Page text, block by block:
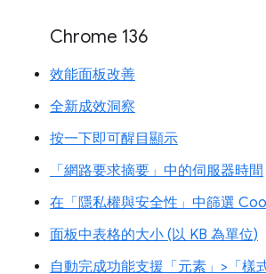
Chrome 136
效能面板改善
全新成效洞察
按一下即可醒目顯示
「網路要求摘要」中的伺服器時間
在「隱私權與安全性」中篩選
面板中表格的大小 (以 KB 為單位)
自動完成功能支援「元素」>「樣